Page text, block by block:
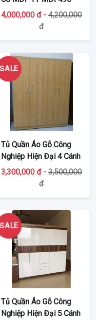
4,000,000 đ - 4,200,000
đ
SALE
Tủ Quần Áo Gỗ Công
Nghiệp Hiện Đại 4 Cánh
TT-MDF37
3,300,000 đ - 3,500,000
đ
SALE
Tủ Quần Áo Gỗ Công
Nghiệp Hiện Đại 5 Cánh